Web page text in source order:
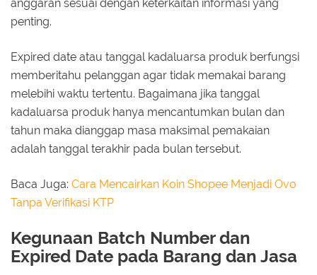
anggaran sesuai dengan keterkaitan informasi yang
penting.
Expired date atau tanggal kadaluarsa produk berfungsi
memberitahu pelanggan agar tidak memakai barang
melebihi waktu tertentu. Bagaimana jika tanggal
kadaluarsa produk hanya mencantumkan bulan dan
tahun maka dianggap masa maksimal pemakaian
adalah tanggal terakhir pada bulan tersebut.
Baca Juga: Cara Mencairkan Koin Shopee Menjadi Ovo
Tanpa Verifikasi KTP
Kegunaan Batch Number dan
Expired Date pada Barang dan Jasa